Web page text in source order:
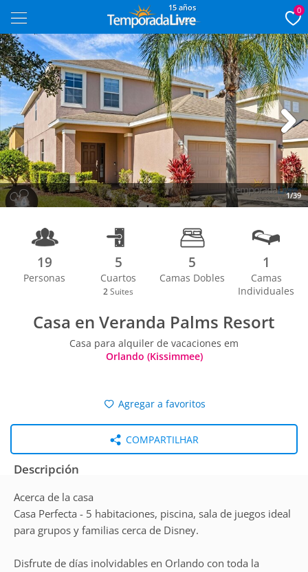
15 años 0
1/39
Next
19
Personas
5
Cuartos
2 Suites
5
Camas Dobles
1
Camas
Individuales
Casa en Veranda Palms Resort
Casa para alquiler de vacaciones em
Orlando (Kissimmee)
Agregar a favoritos
COMPARTILHAR
Descripción
Acerca de la casa
Casa Perfecta - 5 habitaciones, piscina, sala de juegos ideal
para grupos y familias cerca de Disney.
Disfrute de días inolvidables en Orlando con toda la